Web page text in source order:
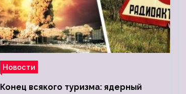
Новости
Конец всякого туризма: ядерный